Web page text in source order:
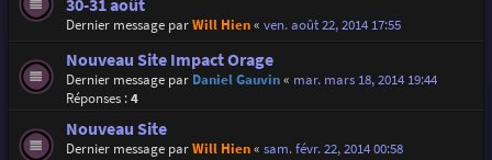
30-31 août
Dernier message parWill Hien« ven. août 22, 2014 17:55
Nouveau Site Impact Orage
Dernier message par Daniel Gauvin« mar. mars 18, 2014 19:44
Réponses :4
Nouveau Site
Dernier message parWill Hien« sam. févr. 22, 2014 00:58